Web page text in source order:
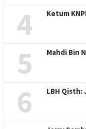
4 Ketum
5 Mahdi Bin
6 LBH